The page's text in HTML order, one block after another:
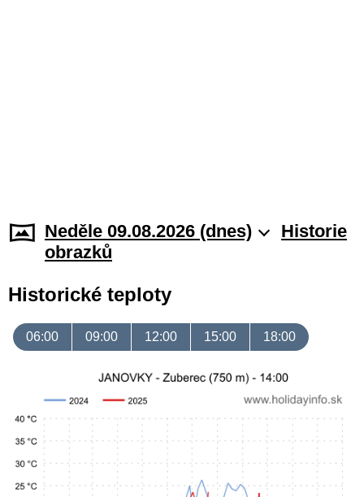
Neděle 09.08.2026 (dnes)
Historie
obrazků
Historické teploty
06:00 09:00 12:00 15:00 18:00